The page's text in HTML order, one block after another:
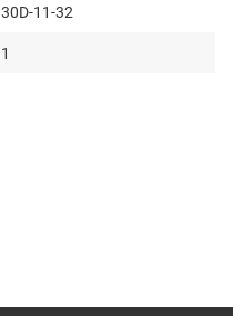
30D-11-32
1